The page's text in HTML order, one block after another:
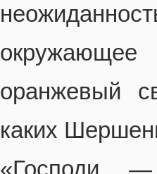
оранжевый
каких
«Господи… —